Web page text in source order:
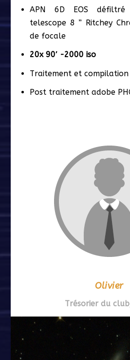
APN 6D EOS
telescope 8 ” Ritchey
de focale
20x 90′ -2000 iso
Traitement et compilation
Post traitement adobe
Olivier
Trésorier du